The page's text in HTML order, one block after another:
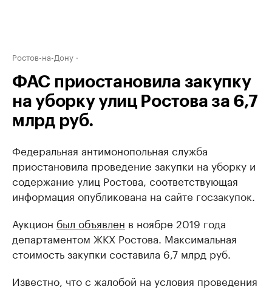
Ростов-на-Дону
ФАС приостановила закупку
на уборку улиц Ростова за 6,7
млрд руб.
Федеральная антимонопольная служба
приостановила проведение закупки на уборку и
содержание улиц Ростова, соответствующая
информация опубликована на сайте госзакупок.
Аукцион был объявлен в ноябре 2019 года
департаментом ЖКХ Ростова. Максимальная
стоимость закупки составила 6,7 млрд руб.
Известно, что с жалобой на условия проведения